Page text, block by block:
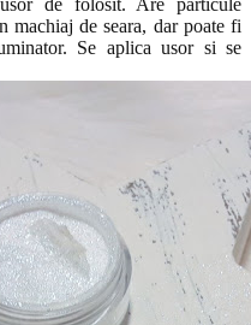
machiaj de seara, dar poate fi
Se aplica usor si se